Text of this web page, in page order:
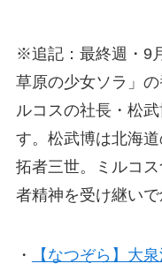
※追記：最終週・9
草原の少女ソラ」
ルコスの社長・松
す。松武博は北海
拓者三世。ミルコ
者精神を受け継いで
・ 【なつぞら】大